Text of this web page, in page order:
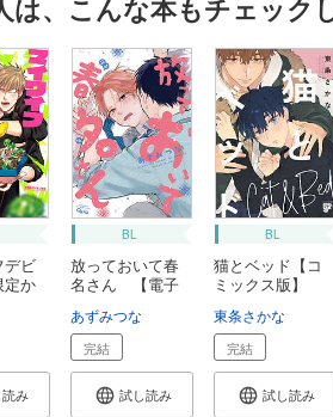
は、こんな本もチェック
デビ
定か
み
BL
放っておいて春
名さん 【電子
あずみつな
完結
試し読み
BL
猫とベッド【コ
ミックス版】
東条さかな
完結
試し読み